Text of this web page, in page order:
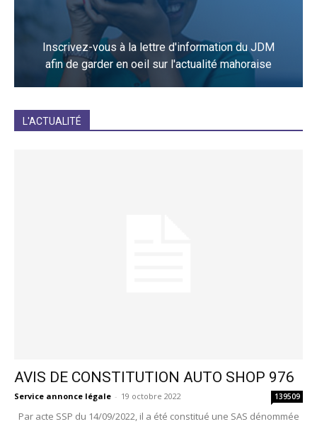
Inscrivez-vous à la lettre d'information du JDM
afin de garder en oeil sur l'actualité mahoraise
L'ACTUALITÉ
AVIS DE CONSTITUTION AUTO SHOP 976
Service annonce légale - 19 octobre 2022 139509
Par acte SSP du 14/09/2022, il a été constitué une SAS dénommée